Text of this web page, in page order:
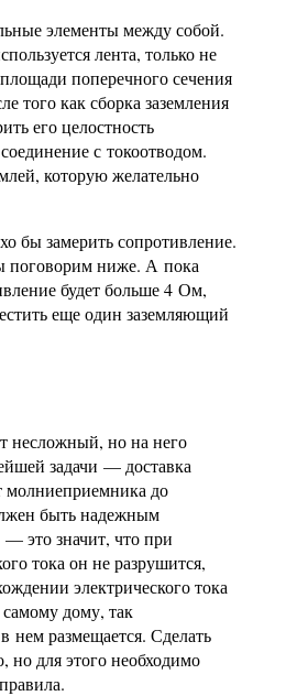
элементы между собой.
лента, только не
поперечного сечения
того как сборка заземления
его целостность
с токоотводом.
которую желательно
бы замерить сопротивление.
поговорим ниже. А пока
будет больше 4 Ом,
еще один заземляющий
несложный, но на него
задачи — доставка
молниеприемника до
быть надежным
это значит, что при
тока он не разрушится,
электрического тока
самому дому, так
нем размещается. Сделать
но для этого необходимо